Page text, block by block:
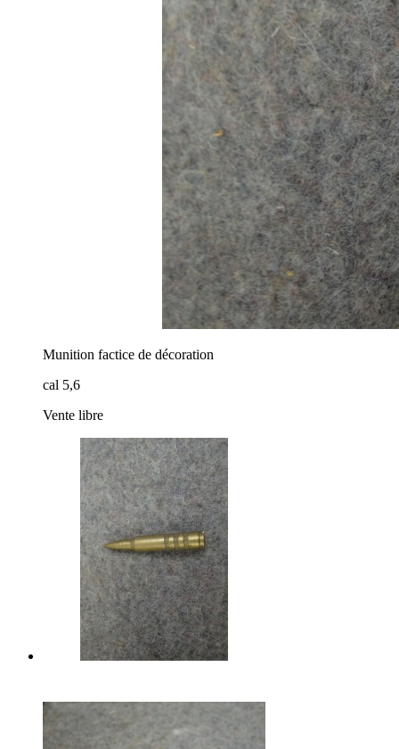
Munition factice de décoration
cal 5,6
Vente libre